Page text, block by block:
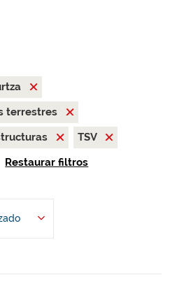
terrestres
TSV
Restaurar filtros